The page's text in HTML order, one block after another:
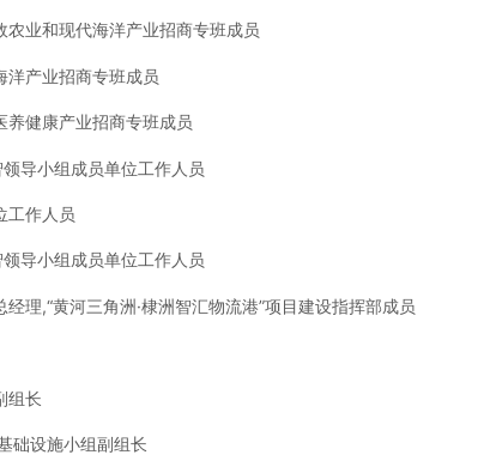
农业和现代海洋产业招商专班成员
洋产业招商专班成员
养健康产业招商专班成员
导小组成员单位工作人员
工作人员
导小组成员单位工作人员
经理,“黄河三角洲·棣洲智汇物流港”项目建设指挥部成员
组长
础设施小组副组长